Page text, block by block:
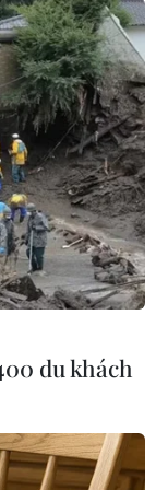
giảm 1 đồng
(Vietnam+)
du khách